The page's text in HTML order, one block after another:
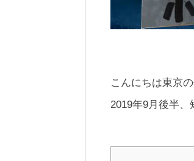
こんにちは東京の
2019年9月後半、